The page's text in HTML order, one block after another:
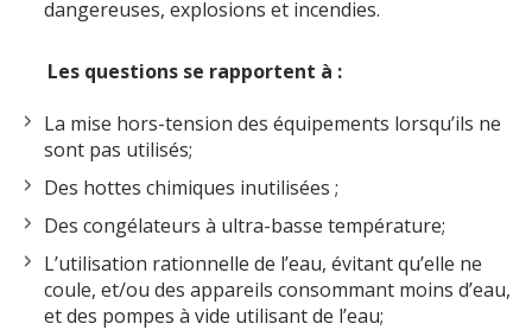
dangereuses, explosions et incendies.
Les questions se rapportent à :
La mise hors-tension des équipements lorsqu’ils ne
sont pas utilisés;
Des hottes chimiques inutilisées ;
Des congélateurs à ultra-basse température;
L’utilisation rationnelle de l’eau, évitant qu’elle ne
coule, et/ou des appareils consommant moins d’eau,
et des pompes à vide utilisant de l’eau;